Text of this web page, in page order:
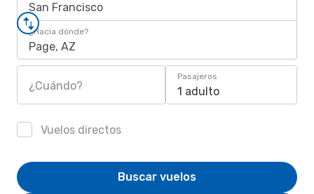
San Francisco
¿Hacia dónde?
Page, AZ
¿Cuándo?
Pasajeros
1 adulto
Vuelos directos
Buscar vuelos